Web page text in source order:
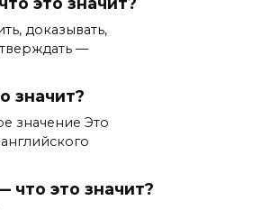
доказывать,
—
значит?
значение Это
что это значит?